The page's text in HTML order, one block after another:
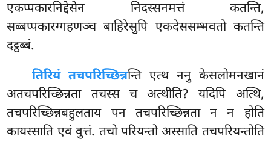
एकप्पकारनिद्देसेन निदस्सनमत्तं कतन्ति,
सब्बप्पकारग्गहणञ्च बाहिरेसुपि एकदेससम्भवतो कतन्ति
दट्ठब्बं.
तिरियं तचपरिच्छिन्नन्ति एत्थ ननु केसलोमनखानं
अतचपरिच्छिन्नता तचस्स च अत्थीति? यदिपि अत्थि,
तचपरिच्छिन्नबहुलताय पन तचपरिच्छिन्नता न न होति
कायस्साति एवं वुत्तं. तचो परियन्तो अस्साति तचपरियन्तोति